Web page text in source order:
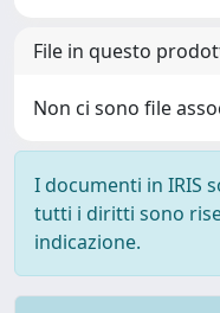
File in questo
Non ci sono file
I documenti in IRIS
tutti i diritti sono
indicazione.